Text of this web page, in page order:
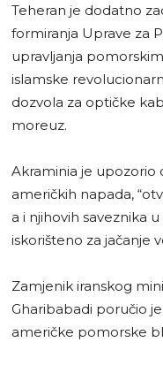
Teheran je dodatno
formiranja Uprave za
upravljanja
islamske
dozvola za optičke
moreuz.
Akraminia je upozorio
američkih napada,
a i njihovih saveznika
iskorišteno za jačanje
Zamjenik iranskog
Gharibabadi poručio
američke pomorske